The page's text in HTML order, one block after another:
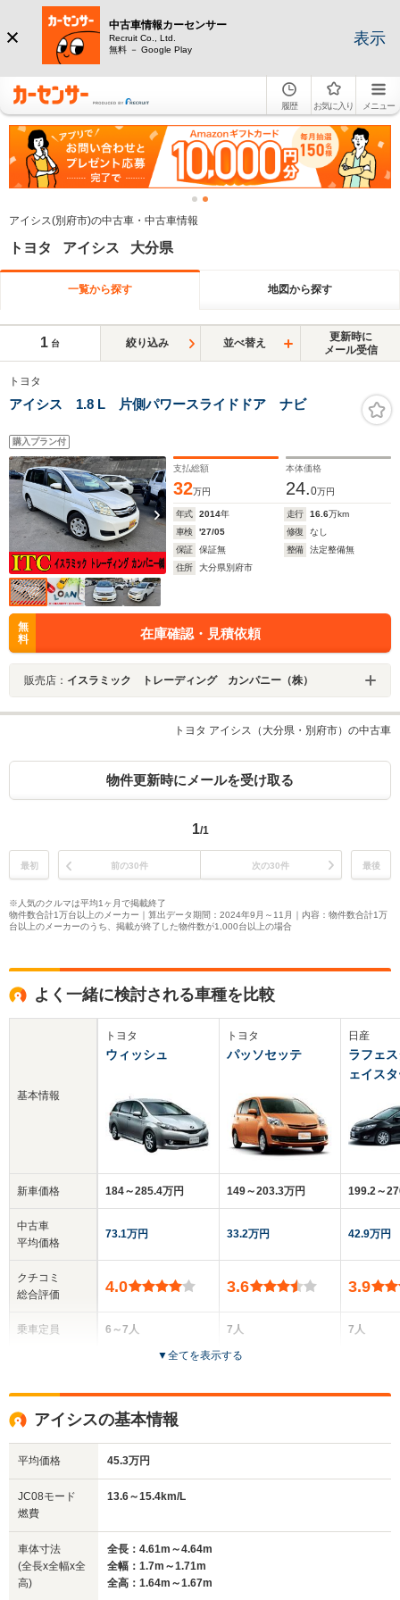
中古車情報カーセンサー
Recruit Co., Ltd.
無料 － Google Play
表示
履歴 お気に入り メニュー
アイシス(別府市)の中古車・中古車情報
トヨタ アイシス 大分県
一覧から探す 地図から探す
1 台 絞り込み 並べ替え
更新時に
メール受信
トヨタ
アイシス 1.8 L 片側パワースライドドア ナビ
購入プラン付
支払総額
32万円
本体価格
24.0万円
年式 2014年 走行 16.6万km
車検
'27/05 修復
なし
保証
保証無 整備
法定整備無
住所
大分県別府市
無
料
在庫確認・見積依頼
販売店： イスラミック トレーディング カンパニー（株）
トヨタ アイシス（大分県・別府市）の中古車
物件更新時にメールを受け取る
1/1
最初 前の30件 次の30件 最後
※人気のクルマは平均1ヶ月で掲載終了
物件数合計1万台以上のメーカー｜算出データ期間：2024年9月～11月｜内容：物件数合計1万
台以上のメーカーのうち、掲載が終了した物件数が1,000台以上の場合
よく一緒に検討される車種を比較
基本情報
新車価格
中古車
平均価格
クチコミ
総合評価
乗車定員
サイズ
(全長x全幅x全高)
トヨタ
ウィッシュ
184～285.4万円
73.1万円
4.0
6～7人
全高
1.59m～1.6m
全幅
1.7m～1.76m
トヨタ
パッソセッテ
149～203.3万円
33.2万円
3.6
7人
5ドア
日産
ラフェ
ェイス
199.2～
42.9万円
3.9
7人
▼全てを表示する
アイシスの基本情報
平均価格 45.3万円
JC08モード
燃費
13.6～15.4km/L
車体寸法
(全長x全幅x全
高)
全長：4.61m～4.64m
全幅：1.7m～1.71m
全高：1.64m～1.67m